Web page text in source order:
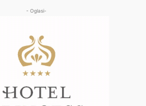
- Oglasi-